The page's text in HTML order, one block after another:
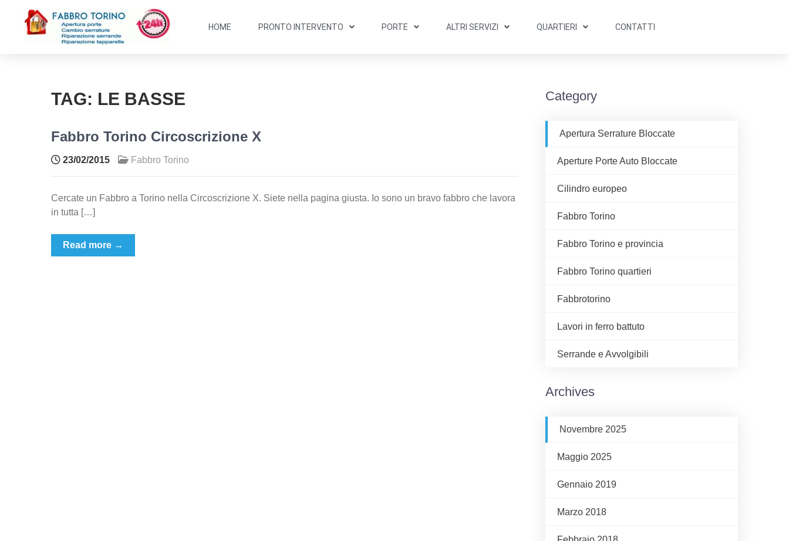
HOME PRONTO INTERVENTO PORTE ALTRI SERVIZI QUARTIERI CONTATTI
TAG: LE BASSE
Fabbro Torino Circoscrizione X
23/02/2015 Fabbro Torino
Cercate un Fabbro a Torino nella Circoscrizione X. Siete nella pagina giusta. Io sono un bravo fabbro che lavora
in tutta […]
Read more →
Category
Apertura Serrature Bloccate
Aperture Porte Auto Bloccate
Cilindro europeo
Fabbro Torino
Fabbro Torino e provincia
Fabbro Torino quartieri
Fabbrotorino
Lavori in ferro battuto
Serrande e Avvolgibili
Archives
Novembre 2025
Maggio 2025
Gennaio 2019
Marzo 2018